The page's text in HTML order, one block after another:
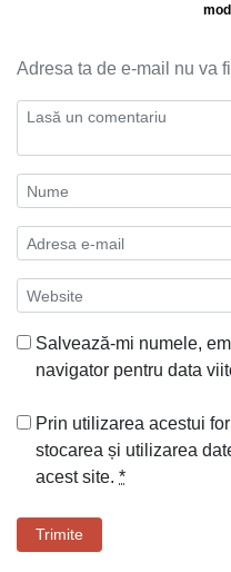
Adresa ta de e-mail nu va
Salvează-mi numele,
navigator pentru data
Prin utilizarea acestui
stocarea și utilizarea
acest site. *
Trimite